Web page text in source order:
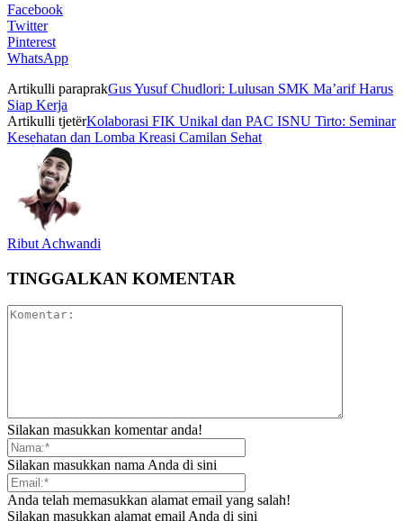
Facebook
Twitter
Pinterest
WhatsApp
Artikulli paraprakGus Yusuf Chudlori: Lulusan SMK Ma’arif Harus
Siap Kerja
Artikulli tjetërKolaborasi FIK Unikal dan PAC ISNU Tirto: Seminar
Kesehatan dan Lomba Kreasi Camilan Sehat
Ribut Achwandi
TINGGALKAN KOMENTAR
Silakan masukkan komentar anda!
Silakan masukkan nama Anda di sini
Anda telah memasukkan alamat email yang salah!
Silakan masukkan alamat email Anda di sini